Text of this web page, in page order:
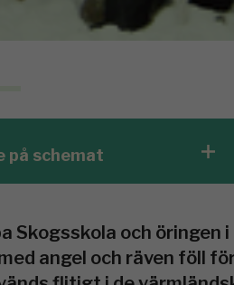
på schemat
Skogsskola och öringen i
angel och räven föll